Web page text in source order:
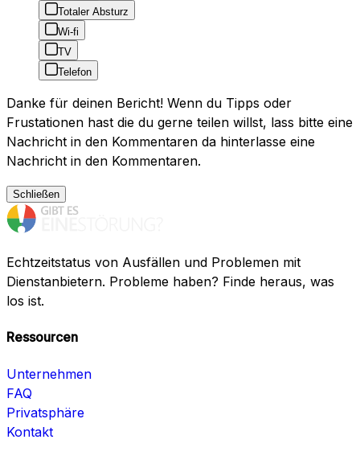
Totaler Absturz
Wi-fi
TV
Telefon
Danke für deinen Bericht! Wenn du Tipps oder
Frustationen hast die du gerne teilen willst, lass bitte eine
Nachricht in den Kommentaren da hinterlasse eine
Nachricht in den Kommentaren.
Schließen
Echtzeitstatus von Ausfällen und Problemen mit
Dienstanbietern. Probleme haben? Finde heraus, was
los ist.
Ressourcen
Unternehmen
FAQ
Privatsphäre
Kontakt